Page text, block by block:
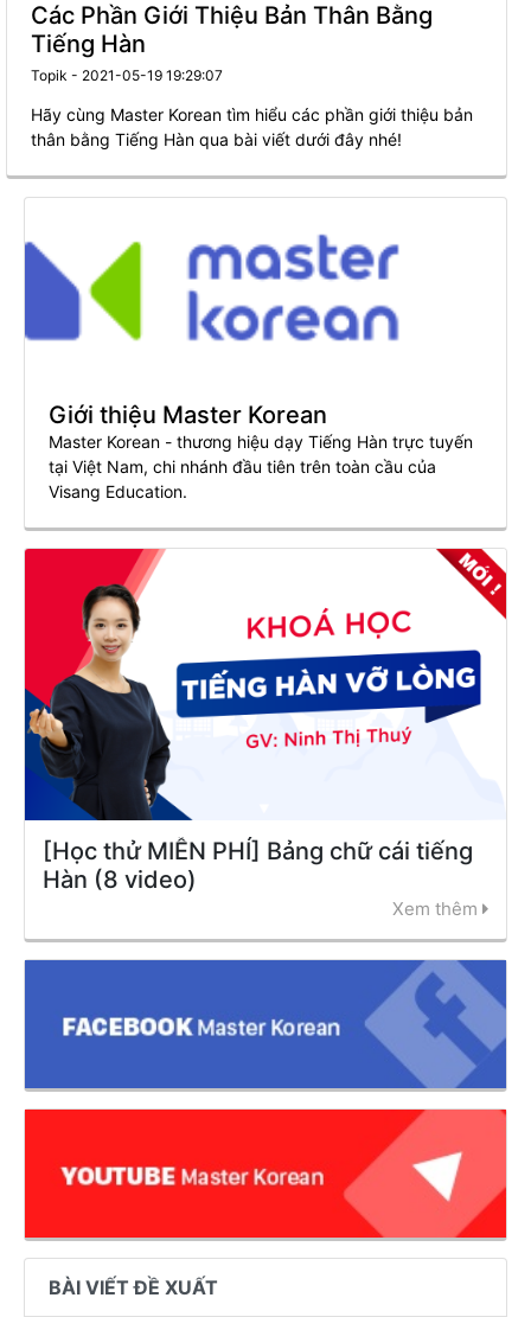
Các Phần Giới Thiệu Bản Thân Bằng
Tiếng Hàn
Topik - 2021-05-19 19:29:07
Hãy cùng Master Korean tìm hiểu các phần giới thiệu bản
thân bằng Tiếng Hàn qua bài viết dưới đây nhé!
Giới thiệu Master Korean
Master Korean - thương hiệu dạy Tiếng Hàn trực tuyến
tại Việt Nam, chi nhánh đầu tiên trên toàn cầu của
Visang Education.
[Học thử MIỄN PHÍ] Bảng chữ cái tiếng
Hàn (8 video)
Xem thêm
BÀI VIẾT ĐỀ XUẤT